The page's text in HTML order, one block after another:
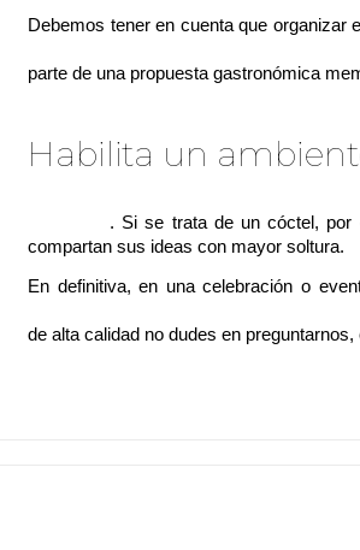
Debemos tener en cuenta que organizar
parte de una propuesta gastronómica
Habilita un
. Si se trata de un cóctel, por
compartan sus ideas con mayor soltura.
En definitiva, en una celebración o
de alta calidad no dudes en